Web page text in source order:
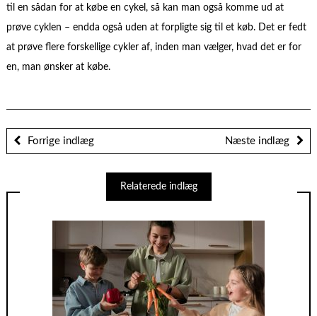
til en sådan for at købe en cykel, så kan man også komme ud at
prøve cyklen – endda også uden at forpligte sig til et køb. Det er fedt
at prøve flere forskellige cykler af, inden man vælger, hvad det er for
en, man ønsker at købe.
Forrige indlæg Næste indlæg
Relaterede indlæg